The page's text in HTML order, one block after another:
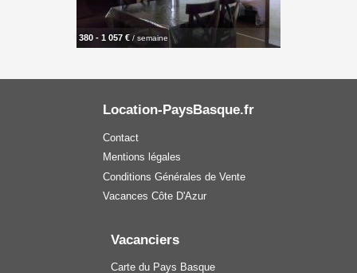
380 - 1 057 € / semaine
Location-PaysBasque.fr
Contact
Mentions légales
Conditions Générales de Vente
Vacances Côte D'Azur
Vacanciers
Carte du Pays Basque